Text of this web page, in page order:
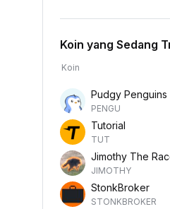
Koin yang Sedang
Koin
Pudgy Penguins
PENGU
Tutorial
TUT
Jimothy The
JIMOTHY
StonkBroker
STONKBROKER